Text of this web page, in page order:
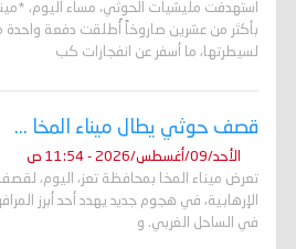
استهدفت مليشيات الحوثي، مساء اليوم،
بأكثر من عشرين صاروخاً أُطلقت دفعة
لسيطرتها، ما أسفر عن انفجارات كب
قصف حوثي يطال ميناء المخا ...
الأحد/09/أغسطس/2026 - 11:54 ص
تعرض ميناء المخا بمحافظة تعز، اليوم،
الإرهابية، في هجوم جديد يهدد أحد أبرز
في الساحل الغربي. و